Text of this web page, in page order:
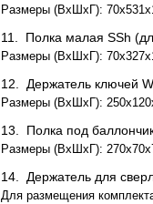
Размеры (ВхШхГ):
11. Полка малая SSh
Размеры (ВхШхГ):
12. Держатель ключей
Размеры (ВхШхГ):
13. Полка под
Размеры (ВхШхГ):
14. Держатель для
Для размещения